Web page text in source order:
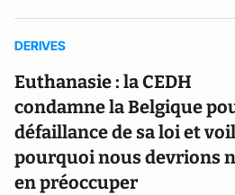
DERIVES
Euthanasie : la CEDH
condamne la Belgique
défaillance de sa loi et
pourquoi nous devrions
en préoccuper